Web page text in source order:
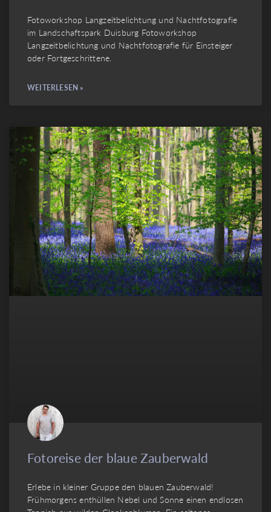
Fotoworkshop Langzeitbelichtung und Nachtfotografie
im Landschaftspark Duisburg Fotoworkshop
Langzeitbelichtung und Nachtfotografie für Einsteiger
oder Fortgeschrittene.
WEITERLESEN »
Fotoreise der blaue Zauberwald
Erlebe in kleiner Gruppe den blauen Zauberwald!
Frühmorgens enthüllen Nebel und Sonne einen endlosen